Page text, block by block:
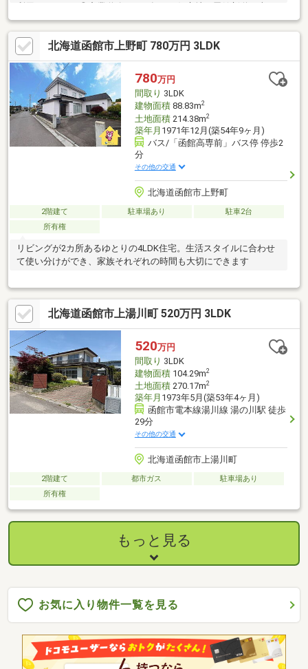
まで車で６分！
北海道函館市上野町 780万円 3LDK
780万円
間取り 3LDK
建物面積88.83m2
土地面積214.38m2
築年月 1971年12月(築54年9ヶ月)
バス/「函館高専前」バス停 停歩2
分
その他の交通
北海道函館市上野町
2階建て 駐車場あり
駐車2台
所有権
リビングが2カ所あるゆとりの4LDK住宅。生活スタイルに合わせ
て使い分けができ、家族それぞれの時間も大切にできます
北海道函館市上湯川町 520万円 3LDK
520万円
間取り 3LDK
建物面積104.29m2
土地面積270.17m2
築年月 1973年5月(築53年4ヶ月)
函館市電本線湯川線 湯の川駅 徒歩
29分
その他の交通
北海道函館市上湯川町
2階建て 都市ガス
駐車場あり
所有権
もっと見る
お気に入り物件一覧を見る